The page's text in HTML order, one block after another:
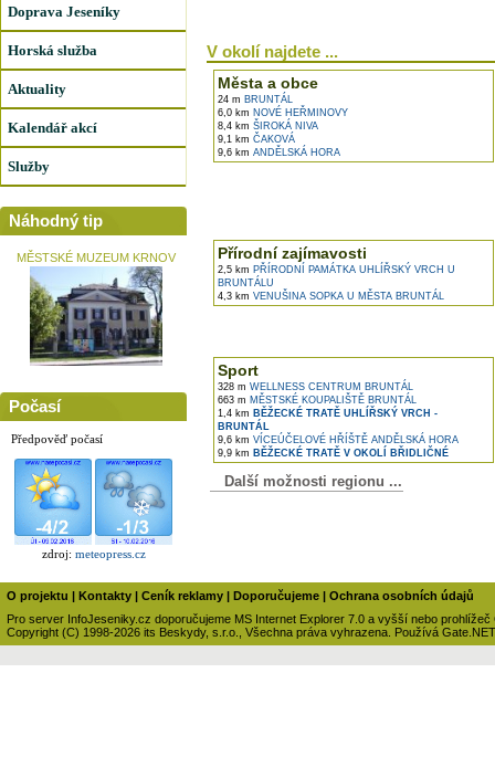
Doprava Jeseníky
Horská služba
Aktuality
Kalendář akcí
Služby
Náhodný tip
MĚSTSKÉ MUZEUM KRNOV
Počasí
Předpověď počasí
zdroj: meteopress.cz
V okolí najdete ...
Města a obce
24 m BRUNTÁL
6,0 km NOVÉ HEŘMINOVY
8,4 km ŠIROKÁ NIVA
9,1 km ČAKOVÁ
9,6 km ANDĚLSKÁ HORA
Přírodní zajímavosti
2,5 km PŘÍRODNÍ PAMÁTKA UHLÍŘSKÝ VRCH U
BRUNTÁLU
4,3 km VENUŠINA SOPKA U MĚSTA BRUNTÁL
Sport
328 m WELLNESS CENTRUM BRUNTÁL
663 m MĚSTSKÉ KOUPALIŠTĚ BRUNTÁL
1,4 km BĚŽECKÉ TRATĚ UHLÍŘSKÝ VRCH -
BRUNTÁL
9,6 km VÍCEÚČELOVÉ HŘÍŠTĚ ANDĚLSKÁ HORA
9,9 km BĚŽECKÉ TRATĚ V OKOLÍ BŘIDLIČNÉ
Další možnosti regionu ...
O projektu Kontakty Ceník reklamy Doporučujeme
Ochrana osobních údajů
Pro server InfoJeseniky.cz doporučujeme MS Internet Explorer 7.0 a vyšší nebo prohlížeč
Copyright (C) 1998-2026 its Beskydy, s.r.o., Všechna práva vyhrazena. Používá